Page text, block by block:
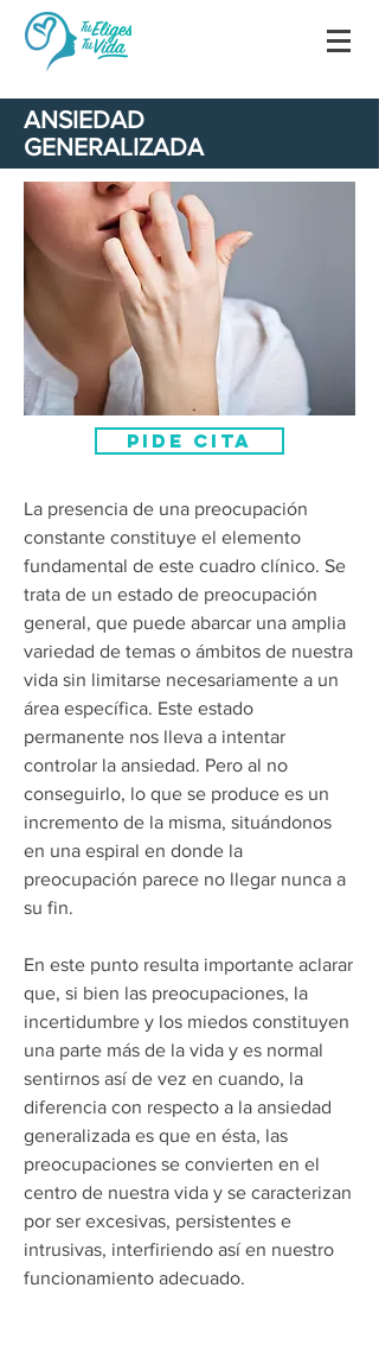
ANSIEDAD
GENERALIZADA
PIDE CITA
La presencia de una preocupación
constante constituye el elemento
fundamental de este cuadro clínico. Se
trata de un estado de preocupación
general, que puede abarcar una amplia
variedad de temas o ámbitos de nuestra
vida sin limitarse necesariamente a un
área específica. Este estado
permanente nos lleva a intentar
controlar la ansiedad. Pero al no
conseguirlo, lo que se produce es un
incremento de la misma, situándonos
en una espiral en donde la
preocupación parece no llegar nunca a
su fin.
En este punto resulta importante aclarar
que, si bien las preocupaciones, la
incertidumbre y los miedos constituyen
una parte más de la vida y es normal
sentirnos así de vez en cuando, la
diferencia con respecto a la ansiedad
generalizada es que en ésta, las
preocupaciones se convierten en el
centro de nuestra vida y se caracterizan
por ser excesivas, persistentes e
intrusivas, interfiriendo así en nuestro
funcionamiento adecuado.